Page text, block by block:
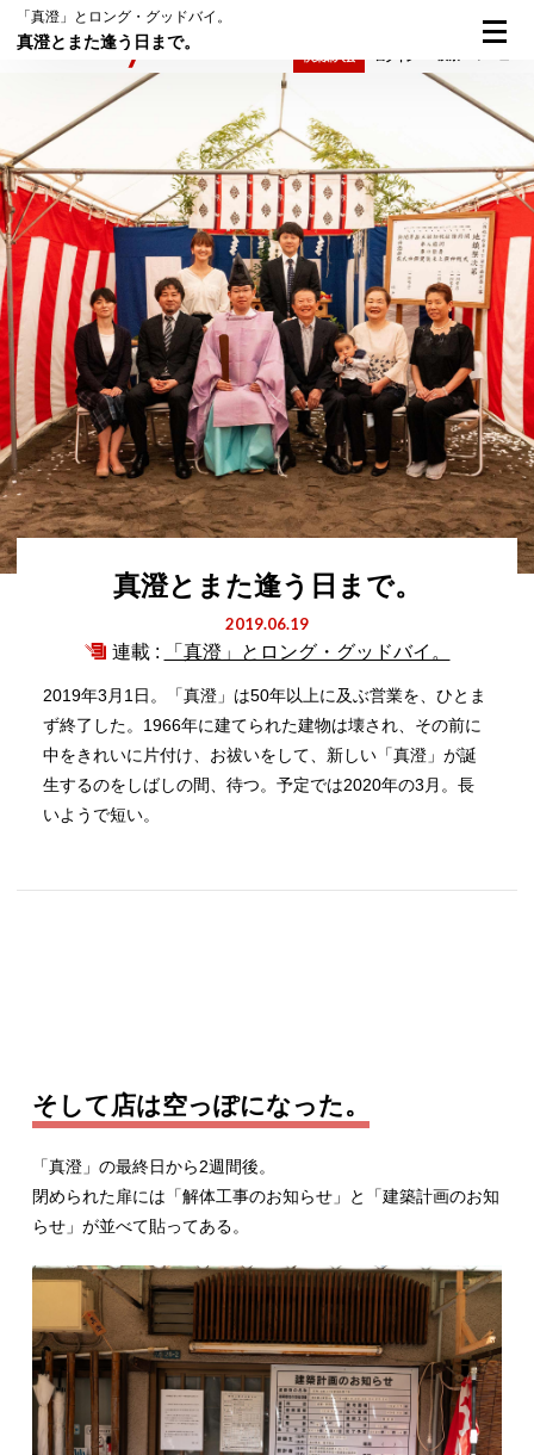
「真澄」とロング・グッドバイ。
真澄とまた逢う日まで。
真澄とまた逢う日まで。
2019.06.19
連載 : 「真澄」とロング・グッドバイ。
2019年3月1日。「真澄」は50年以上に及ぶ営業を、ひとま
ず終了した。1966年に建てられた建物は壊され、その前に
中をきれいに片付け、お祓いをして、新しい「真澄」が誕
生するのをしばしの間、待つ。予定では2020年の3月。長
いようで短い。
そして店は空っぽになった。
「真澄」の最終日から2週間後。
閉められた扉には「解体工事のお知らせ」と「建築計画のお知
らせ」が並べて貼ってある。